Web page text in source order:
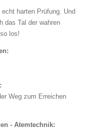
harten Prüfung. Und
das Tal der wahren
los!
Weg zum Erreichen
- Atemtechnik: